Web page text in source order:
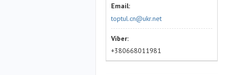
toptul.cn@ukr.net
+380668011981